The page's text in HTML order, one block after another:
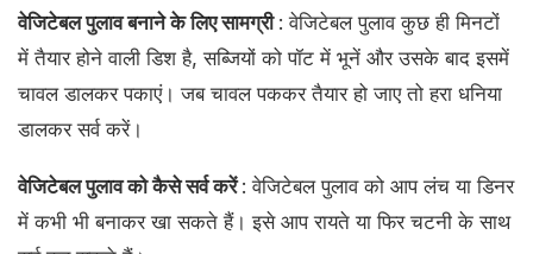
वेजिटेबल पुलाव बनाने के लिए सामग्री : वेजिटेबल पुलाव कुछ ही मिनटों
में तैयार होने वाली डिश है, सब्जियों को पॉट में भूनें और उसके बाद इसमें
चावल डालकर पकाएं। जब चावल पककर तैयार हो जाए तो हरा धनिया
डालकर सर्व करें।
वेजिटेबल पुलाव को कैसे सर्व करें: वेजिटेबल पुलाव को आप लंच या डिनर
में कभी भी बनाकर खा सकते हैं। इसे आप रायते या फिर चटनी के साथ